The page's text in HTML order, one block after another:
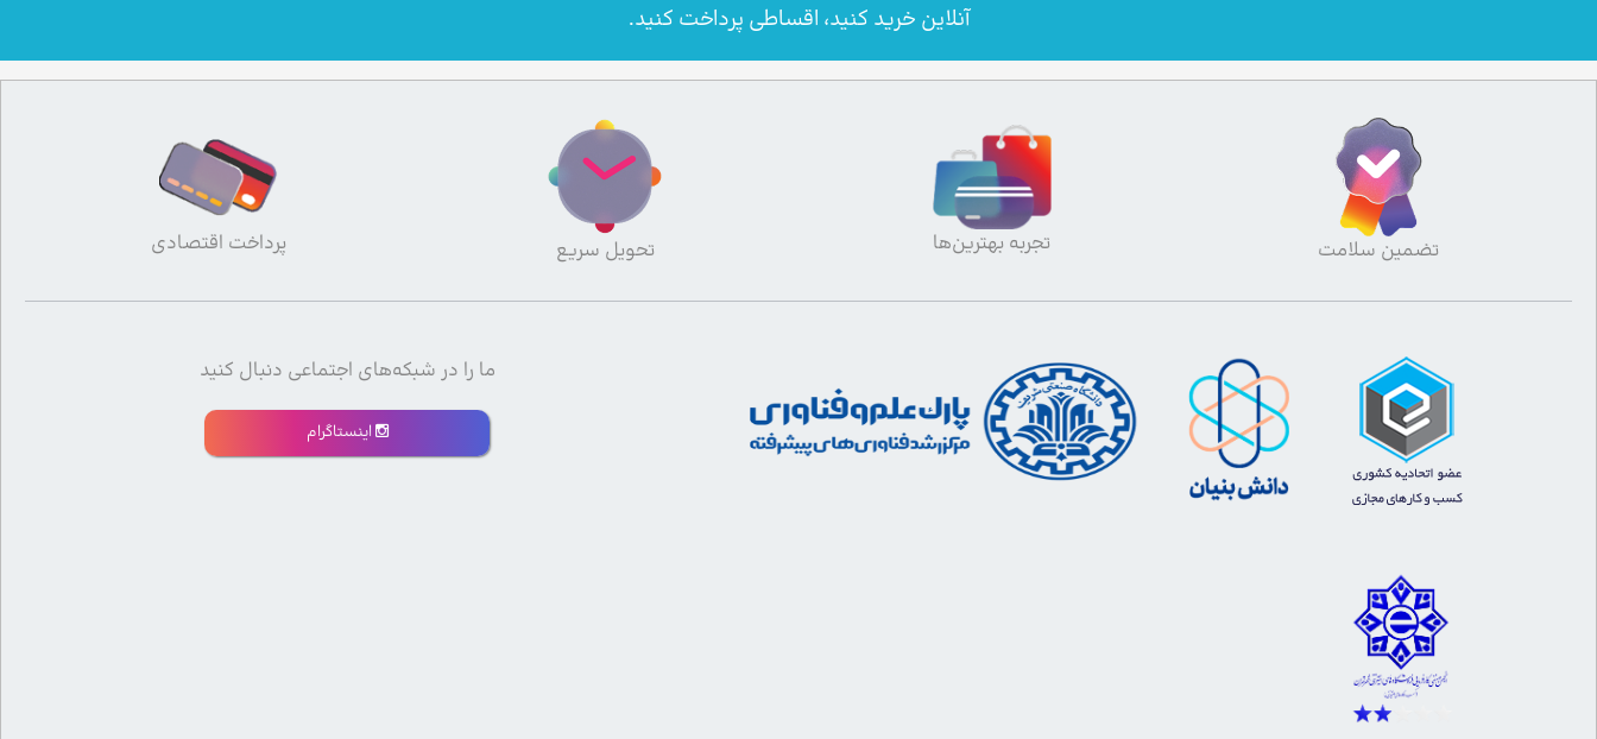
آنلاین خرید کنید، اقساطی پرداخت کنید.
تضمین سلامت تجربه بهترین‌ها تحویل سریع پرداخت اقتصادی
ما را در شبکه‌های اجتماعی دنبال کنید
اینستاگرام